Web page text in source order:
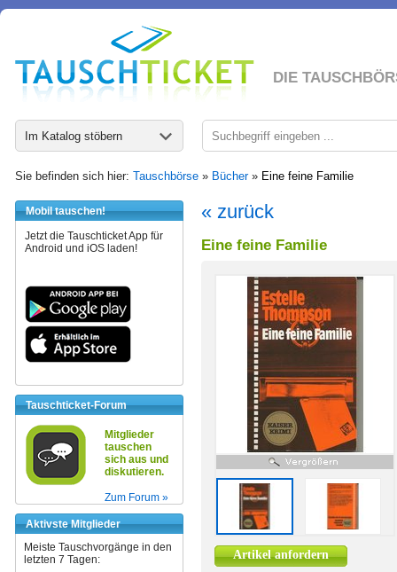
DIE
Im Katalog stöbern
Sie befinden sich hier: Tauschbörse » Bücher» Eine feine Familie
Mobil tauschen!
Jetzt die Tauschticket App für
Android und iOS laden!
Tauschticket-Forum
Mitglieder
tauschen
sich aus und
diskutieren.
Zum Forum »
Aktivste Mitglieder
Meiste Tauschvorgänge in den
letzten 7 Tagen:
« zurück
Eine feine Familie
Artikel anfordern